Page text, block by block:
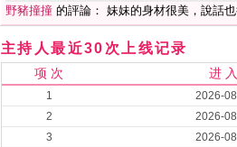
野豬撞撞 的評論： 妹妹的身材很美，說話也
主持人最近30次上线记录
项 次 进
1 2026-
2
2026-
3
2026-